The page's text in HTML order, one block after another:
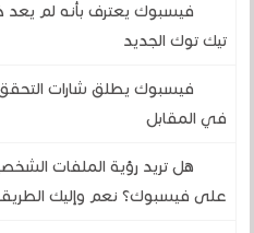
فيسبوك يعترف بأنه لم يعد
تيك توك الجديد
فيسبوك يطلق شارات
في المقابل
هل تريد رؤية الملفات
على فيسبوك؟ نعم وإليك